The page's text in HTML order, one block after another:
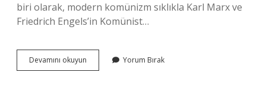
biri olarak, modern komünizm sıklıkla Karl Marx ve
Friedrich Engels’in Komünist…
Devamını okuyun Marksizm
Kime
Yorum Bırak